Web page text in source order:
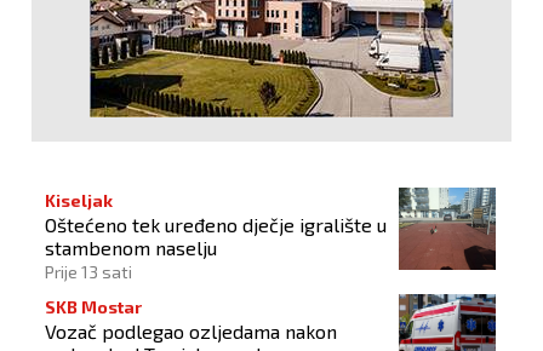
Kiseljak
Oštećeno tek uređeno dječje igralište u
stambenom naselju
Prije 13 sati
SKB Mostar
Vozač podlegao ozljedama nakon